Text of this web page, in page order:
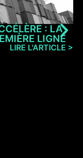
: LA
LIGNE
LIRE L'ARTICLE >